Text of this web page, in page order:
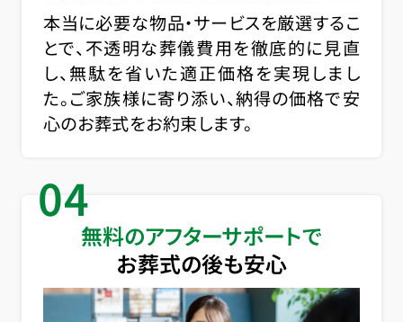
本当に必要な物品・サービスを厳選するこ
とで、不透明な葬儀費用を徹底的に見直
し、無駄を省いた適正価格を実現しまし
た。ご家族様に寄り添い、納得の価格で安
心のお葬式をお約束します。
04
無料のアフターサポートで
お葬式の後も安心